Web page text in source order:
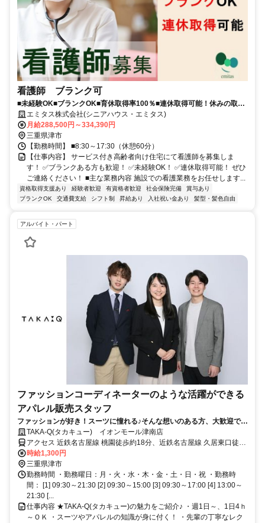
看護師 ブランク可
■未経験OK■ブランクOK■育休取得率100％■連休取得可能！休みの取り
やすい職場です！
エミタス株式会社(シニアハウス・エミタス)
月給288,500円～334,390円
三重県津市
【勤務時間】 ■8:30～17:30（休憩60分）
【仕事内容】 サービス付き高齢者向け住宅にて看護師を募集しま
す！ ✅ブランクある方も歓迎！ ✅未経験OK！ ✅連休取得可能！ ぜひ
ご連絡ください！ ■主な業務内容 施設での看護業務をお任せします...
資格取得支援あり 経験者歓迎 有資格者歓迎 社会保険完備
賞与あり
ブランクOK
交通費支給 シフト制 昇給あり 入社祝い金あり 髪型・髪色自由
アルバイト・パート
ファッションコーディネーターのような活躍ができる
アパレル販売スタッフ
ファッションが好き！スーツに憧れる♪そんな想いのある方、大歓迎で
す！★あなたのセンスをちょっぴり付け加えて、お客様へご提案◎好き
を仕事にしてみませんか★週1日～、1日4ｈ～OK★接客販売が未経験の
方も多数活躍中◎アルバイトでも待遇充実♪社割あり／社員登用あり
TAKA-Q(タカキュー) イオンモール津南店
アクセス 近鉄名古屋線 桃園徒歩約18分、近鉄名古屋線 久居東口徒歩
約22分、ＪＲ紀勢本線 高茶屋徒歩約29分 ＪＲ高茶屋駅 徒歩10分
時給1,300円
三重県津市
勤務時間 ・勤務曜日：月・火・水・木・金・土・日・祝 ・勤務時
間： [1] 09:30～21:30 [2] 09:30～15:00 [3] 09:30～17:00 [4] 13:00～
21:30 [...
仕事内容 ★TAKA-Q(タカキュー)の魅力をご紹介♪ ・週1日～、1日4ｈ
～ＯＫ ・スーツやアパレルの知識が身に付く！ ・先輩の丁寧なレク